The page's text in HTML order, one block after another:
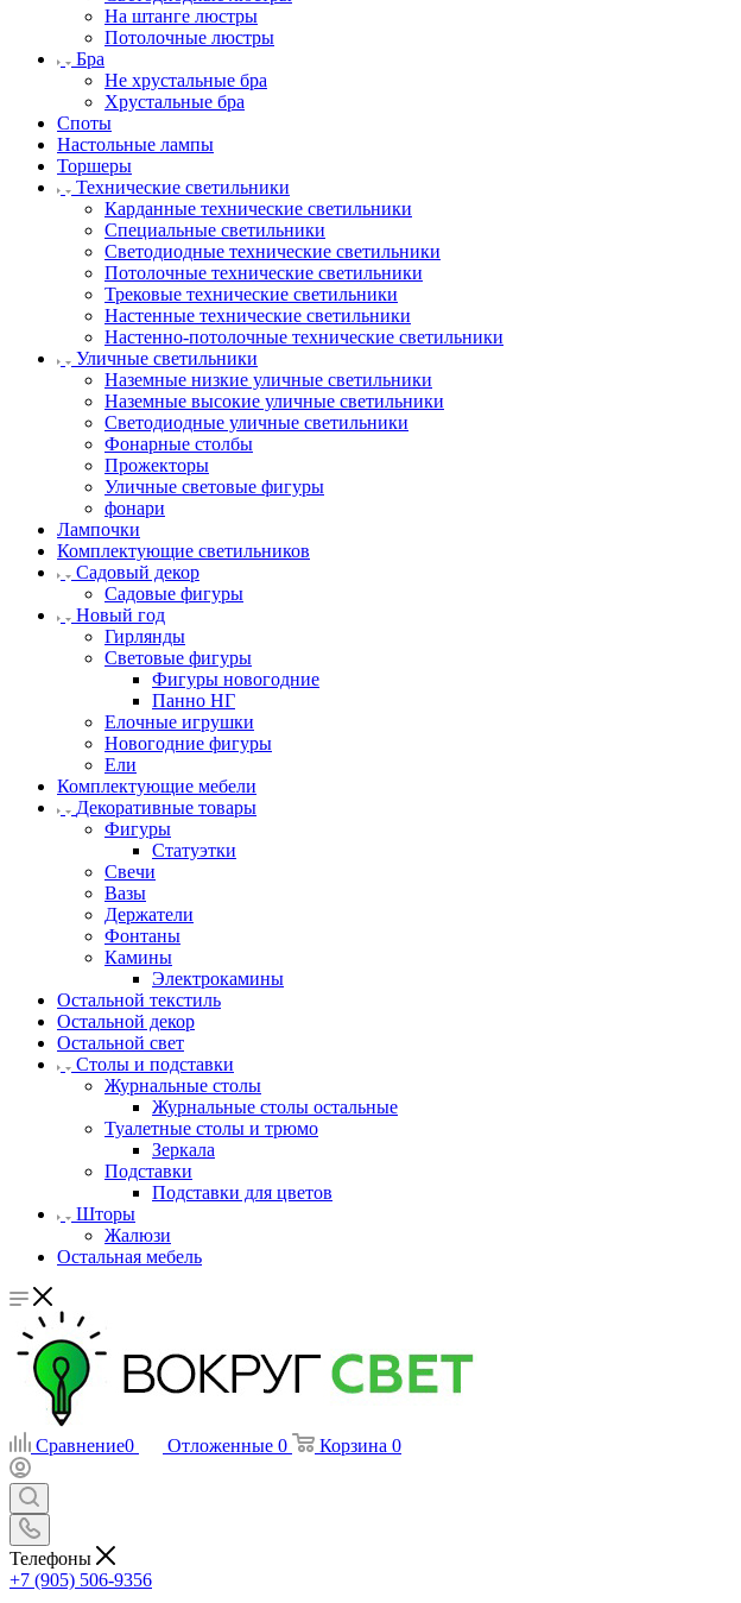
На штанге люстры
Потолочные люстры
Бра
Не хрустальные бра
Хрустальные бра
Споты
Настольные лампы
Торшеры
Технические светильники
Карданные технические светильники
Специальные светильники
Светодиодные технические светильники
Потолочные технические светильники
Трековые технические светильники
Настенные технические светильники
Настенно-потолочные технические светильники
Уличные светильники
Наземные низкие уличные светильники
Наземные высокие уличные светильники
Светодиодные уличные светильники
Фонарные столбы
Прожекторы
Уличные световые фигуры
фонари
Лампочки
Комплектующие светильников
Садовый декор
Садовые фигуры
Новый год
Гирлянды
Световые фигуры
Фигуры новогодние
Панно НГ
Елочные игрушки
Новогодние фигуры
Ели
Комплектующие мебели
Декоративные товары
Фигуры
Статуэтки
Свечи
Вазы
Держатели
Фонтаны
Камины
Электрокамины
Остальной текстиль
Остальной декор
Остальной свет
Столы и подставки
Журнальные столы
Журнальные столы остальные
Туалетные столы и трюмо
Зеркала
Подставки
Подставки для цветов
Шторы
Жалюзи
Остальная мебель
Сравнение0 Отложенные 0 Корзина 0
Телефоны
+7 (905) 506-9356